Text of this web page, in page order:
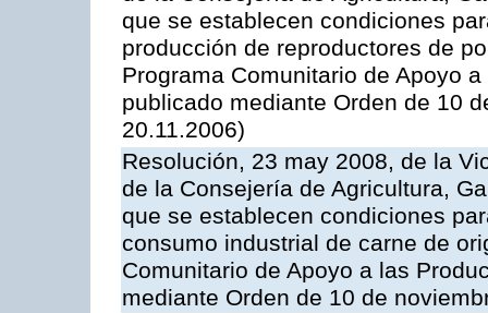
que se establecen condiciones
producción de reproductores de
Programa Comunitario de Apoyo
publicado mediante Orden de 10
20.11.2006)
Resolución, 23 may 2008, de la
de la Consejería de Agricultura,
que se establecen condiciones
consumo industrial de carne de
Comunitario de Apoyo a las
mediante Orden de 10 de